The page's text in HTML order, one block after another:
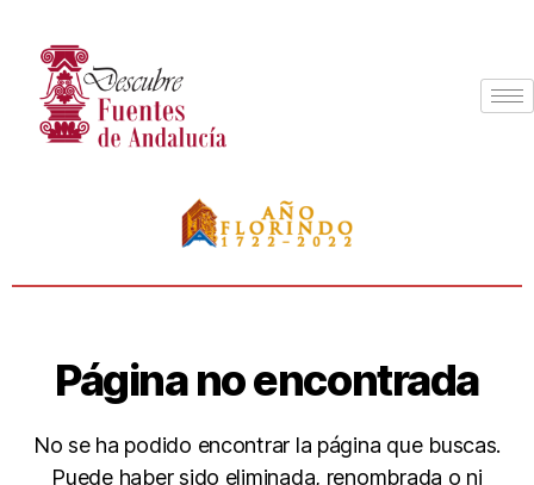
Página no encontrada
No se ha podido encontrar la página que buscas.
Puede haber sido eliminada, renombrada o ni